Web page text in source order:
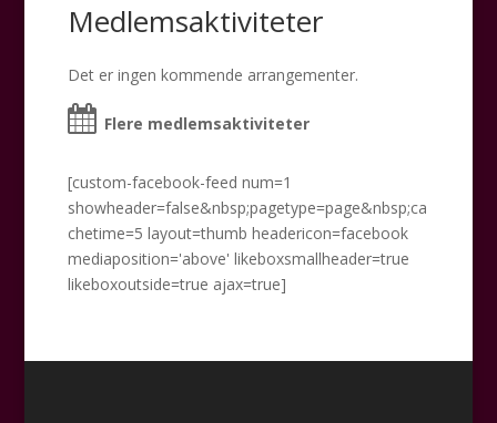
Medlemsaktiviteter
Det er ingen kommende arrangementer.
Flere medlemsaktiviteter
[custom-facebook-feed num=1
showheader=false&nbsp;pagetype=page&nbsp;ca
chetime=5 layout=thumb headericon=facebook
mediaposition='above' likeboxsmallheader=true
likeboxoutside=true ajax=true]